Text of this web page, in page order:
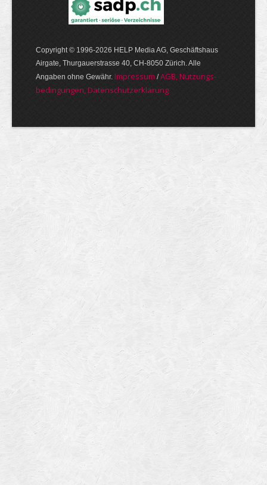
Copyright © 1996-2026 HELP Media AG, Geschäftshaus
Airgate, Thurgauer­strasse 40, CH-8050 Zürich. Alle
Angaben ohne Gewähr. Im­pres­sum /AGB, Nut­zungs­
bedin­gungen, Daten­schutz­er­klärung